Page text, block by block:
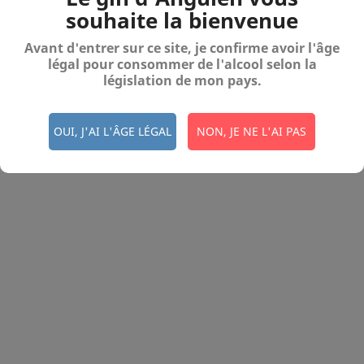
souhaite la bienvenue
Avant d'entrer sur ce site, je confirme avoir l'âge
légal pour consommer de l'alcool selon la
législation de mon pays.
OUI, J'AI L'ÂGE LÉGAL NON, JE NE L'AI PAS
NOTRE SOCIÉTÉ
VOTRE COMPTE
INFORMATIONS
© 2026 - Logiciel e-commerce par PrestaShop™